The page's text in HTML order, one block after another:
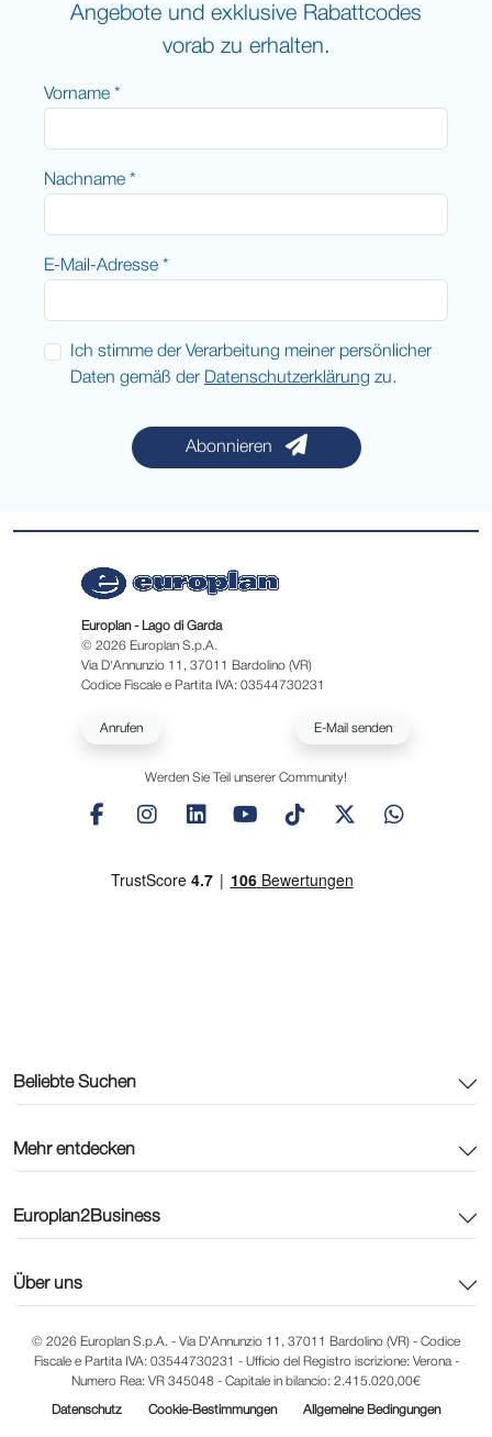
Angebote und exklusive Rabattcodes
vorab zu erhalten.
Vorname *
Nachname *
E-Mail-Adresse *
Ich stimme der Verarbeitung meiner persönlicher
Daten gemäß der Datenschutzerklärung zu.
Abonnieren
Beliebte Suchen
Mehr entdecken
Europlan2Business
Über uns
Europlan - Lago di Garda
© 2026 Europlan S.p.A.
Via D'Annunzio 11, 37011 Bardolino (VR)
Codice Fiscale e Partita IVA: 03544730231
Anrufen E-Mail senden
Werden Sie Teil unserer Community!
© 2026 Europlan S.p.A. - Via D’Annunzio 11, 37011 Bardolino (VR) - Codice
Fiscale e Partita IVA: 03544730231 - Ufficio del Registro iscrizione: Verona -
Numero Rea: VR 345048 - Capitale in bilancio: 2.415.020,00€
Datenschutz Cookie-Bestimmungen Allgemeine Bedingungen